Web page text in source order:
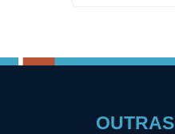
OUTRAS